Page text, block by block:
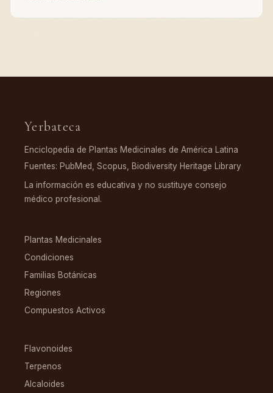
Yerbateca
Enciclopedia de Plantas Medicinales de América Latina
Fuentes: PubMed, Scopus, Biodiversity Heritage Library
La información es educativa y no sustituye consejo
médico profesional.
Plantas Medicinales
Condiciones
Familias Botánicas
Regiones
Compuestos Activos
Flavonoides
Terpenos
Alcaloides